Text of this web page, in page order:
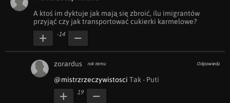
A ktoś im dyktuje jak mają się zbroić, ilu imigrantów
przyjąć czy jak transportować cukierki karmelowe?
-14
zorardus rok temu Odpowiedz
@mistrzrzeczywistosci Tak - Puti
19